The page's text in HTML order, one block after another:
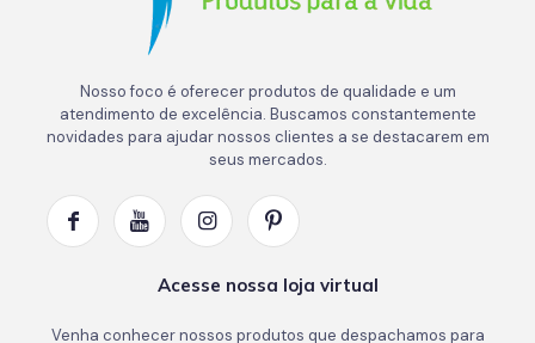
Nosso foco é oferecer produtos de qualidade e um
atendimento de excelência. Buscamos constantemente
novidades para ajudar nossos clientes a se destacarem em
seus mercados.
Acesse nossa loja virtual
Venha conhecer nossos produtos que despachamos para